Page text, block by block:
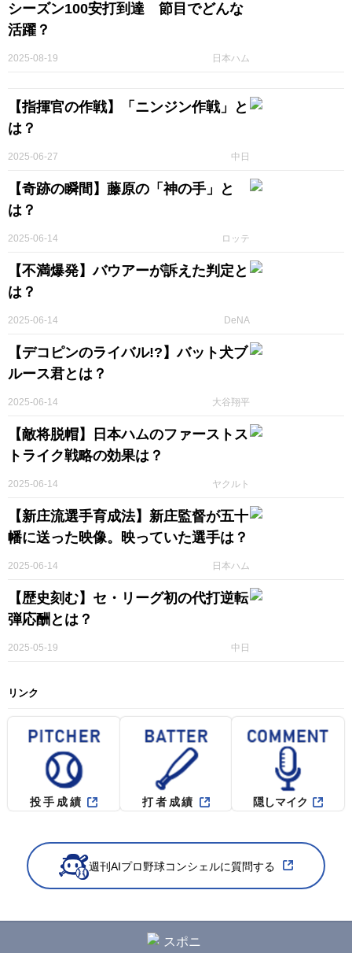
シーズン100安打到達 節目でどんな
活躍？
日本ハム
2025-08-19
【指揮官の作戦】「ニンジン作戦」と
は？
中日
2025-06-27
【奇跡の瞬間】藤原の「神の手」と
は？
ロッテ
2025-06-14
【不満爆発】バウアーが訴えた判定と
は？
DeNA
2025-06-14
【デコピンのライバル!?】バット犬ブ
ルース君とは？
大谷翔平
2025-06-14
【敵将脱帽】日本ハムのファーストス
トライク戦略の効果は？
ヤクルト
2025-06-14
【新庄流選手育成法】新庄監督が五十
幡に送った映像。映っていた選手は？
日本ハム
2025-06-14
【歴史刻む】セ・リーグ初の代打逆転
弾応酬とは？
中日
2025-05-19
リンク
投手成績 打者成績 隠しマイク
週刊AIプロ野球コンシェルに質問する